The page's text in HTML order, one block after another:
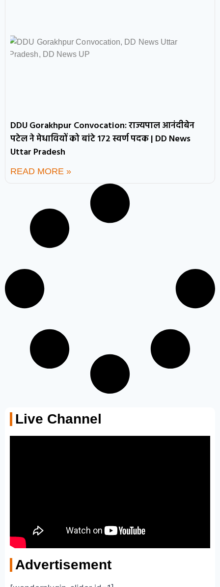
DDU Gorakhpur Convocation: राज्यपाल आनंदीबेन
पटेल ने मेधावियों को बांटे 172 स्वर्ण पदक | DD News
Uttar Pradesh
READ MORE »
Live Channel
Advertisement